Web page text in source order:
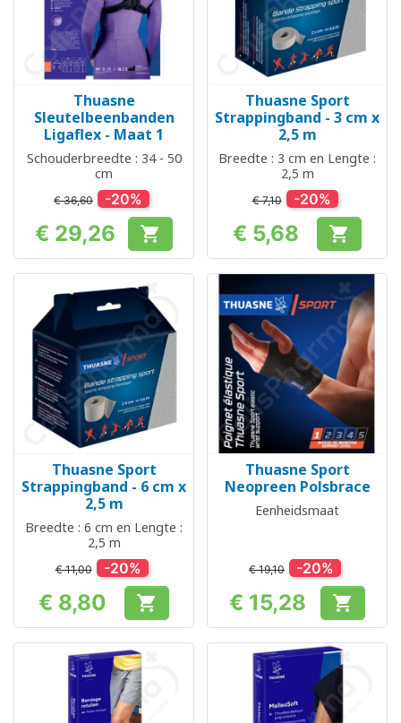
Thuasne
Sleutelbeenbanden
Ligaflex - Maat 1
Schouderbreedte : 34 - 50
cm
€ 36,60 -20%
Prijs
€ 29,26 
Thuasne Sport
Strappingband - 3 cm x
2,5 m
Breedte : 3 cm en Lengte :
2,5 m
€ 7,10 -20%
Prijs
€ 5,68 
Thuasne Sport
Strappingband - 6 cm x
2,5 m
Breedte : 6 cm en Lengte :
2,5 m
€ 11,00 -20%
Prijs
€ 8,80 
Thuasne Sport
Neopreen Polsbrace
Eenheidsmaat
€ 19,10 -20%
Prijs
€ 15,28 